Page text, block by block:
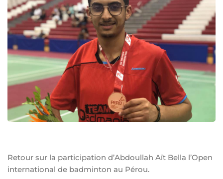
Retour sur la participation d’Abdoullah Aït Bella l’Open
international de badminton au Pérou.